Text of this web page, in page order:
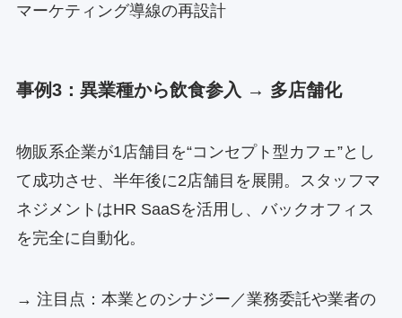
マーケティング導線の再設計
事例3：異業種から飲食参入 → 多店舗化
物販系企業が1店舗目を“コンセプト型カフェ”とし
て成功させ、半年後に2店舗目を展開。スタッフマ
ネジメントはHR SaaSを活用し、バックオフィス
を完全に自動化。
→ 注目点：本業とのシナジー／業務委託や業者の